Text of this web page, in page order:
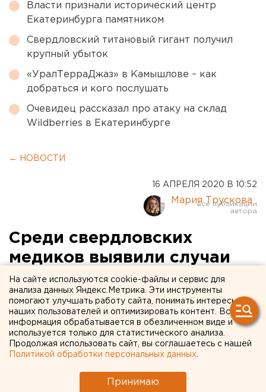
Власти признали исторический центр
Екатеринбурга памятником
Свердловский титановый гигант получил
крупный убыток
«УралТерраДжаз» в Камышлове – как
добраться и кого послушать
Очевидец рассказал про атаку на склад
Wildberries в Екатеринбурге
← НОВОСТИ
16 АПРЕЛЯ 2020 В 10:52
Мария Трускова
Среди свердловских
медиков выявили случаи
заражения коронавирусом.
Заявление министра
(ВИДЕО)
На сайте используются cookie-файлы и сервис для
анализа данных Яндекс.Метрика. Эти инструменты
помогают улучшать работу сайта, понимать интересы
наших пользователей и оптимизировать контент. Вся
информация обрабатывается в обезличенном виде и
используется только для статистического анализа.
Продолжая использовать сайт, вы соглашаетесь с нашей
Политикой обработки персональных данных
Принимаю